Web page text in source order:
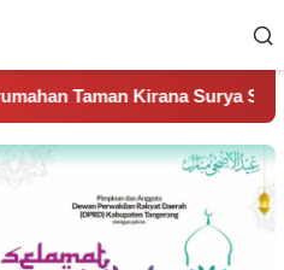
Surya Solear Spanyol